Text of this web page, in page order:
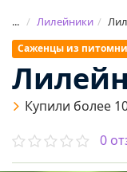
... Лилейники
Саженцы из
Купили более
0